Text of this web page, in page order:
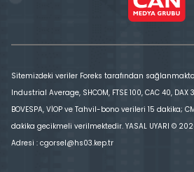
Sitemizdeki veriler Foreks tarafından
Industrial Average, SHCOM, FTSE 100, CAC 40, DAX
BOVESPA, VİOP ve Tahvil-bono verileri 15 dakika;
dakika gecikmeli verilmektedir. YASAL UYARI ©
Adresi : cgorsel@hs03.kep.tr